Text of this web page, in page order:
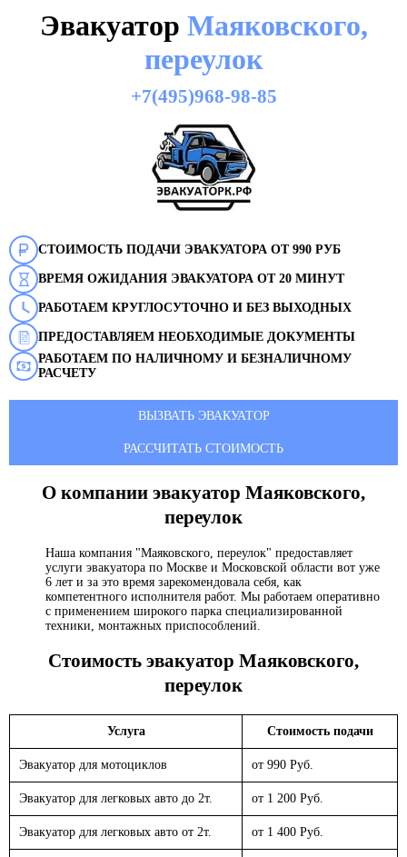
Эвакуатор Маяковского,
переулок
+7(495)968-98-85
СТОИМОСТЬ ПОДАЧИ ЭВАКУАТОРА ОТ 990 РУБ
ВРЕМЯ ОЖИДАНИЯ ЭВАКУАТОРА ОТ 20 МИНУТ
РАБОТАЕМ КРУГЛОСУТОЧНО И БЕЗ ВЫХОДНЫХ
ПРЕДОСТАВЛЯЕМ НЕОБХОДИМЫЕ ДОКУМЕНТЫ
РАБОТАЕМ ПО НАЛИЧНОМУ И БЕЗНАЛИЧНОМУ
РАСЧЕТУ
ВЫЗВАТЬ ЭВАКУАТОР
РАССЧИТАТЬ СТОИМОСТЬ
О компании эвакуатор Маяковского,
переулок
Наша компания "Маяковского, переулок" предоставляет
услуги эвакуатора по Москве и Московской области вот уже
6 лет и за это время зарекомендовала себя, как
компетентного исполнителя работ. Мы работаем оперативно
с применением широкого парка специализированной
техники, монтажных приспособлений.
Стоимость эвакуатор Маяковского,
переулок
Услуга Стоимость подачи
Эвакуатор для мотоциклов от 990 Руб.
Эвакуатор для легковых авто до 2т. от 1 200 Руб.
Эвакуатор для легковых авто от 2т. от 1 400 Руб.